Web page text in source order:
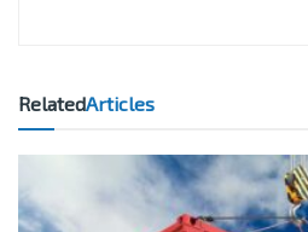
RelatedArticles